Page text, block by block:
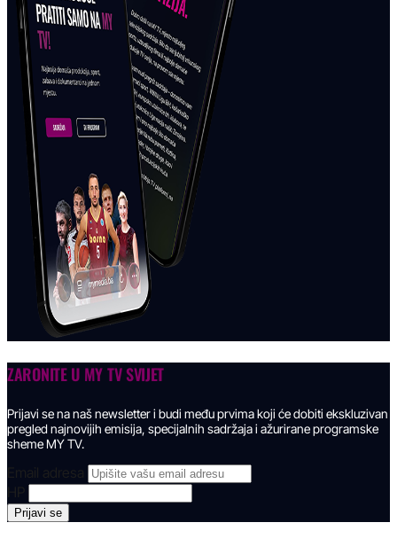
ZARONITE U MY TV SVIJET
Prijavi se na naš newsletter i budi među prvima koji će dobiti ekskluzivan
pregled najnovijih emisija, specijalnih sadržaja i ažurirane programske
sheme MY TV.
Email adresa